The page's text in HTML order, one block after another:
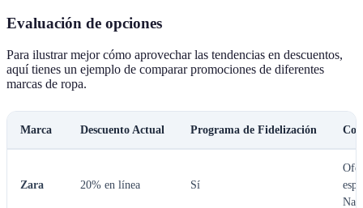
Evaluación de opciones
Para ilustrar mejor cómo aprovechar las tendencias en descuentos,
aquí tienes un ejemplo de comparar promociones de diferentes
marcas de ropa.
Marca Descuento Actual Programa de Fidelización
Zara 20% en línea Sí